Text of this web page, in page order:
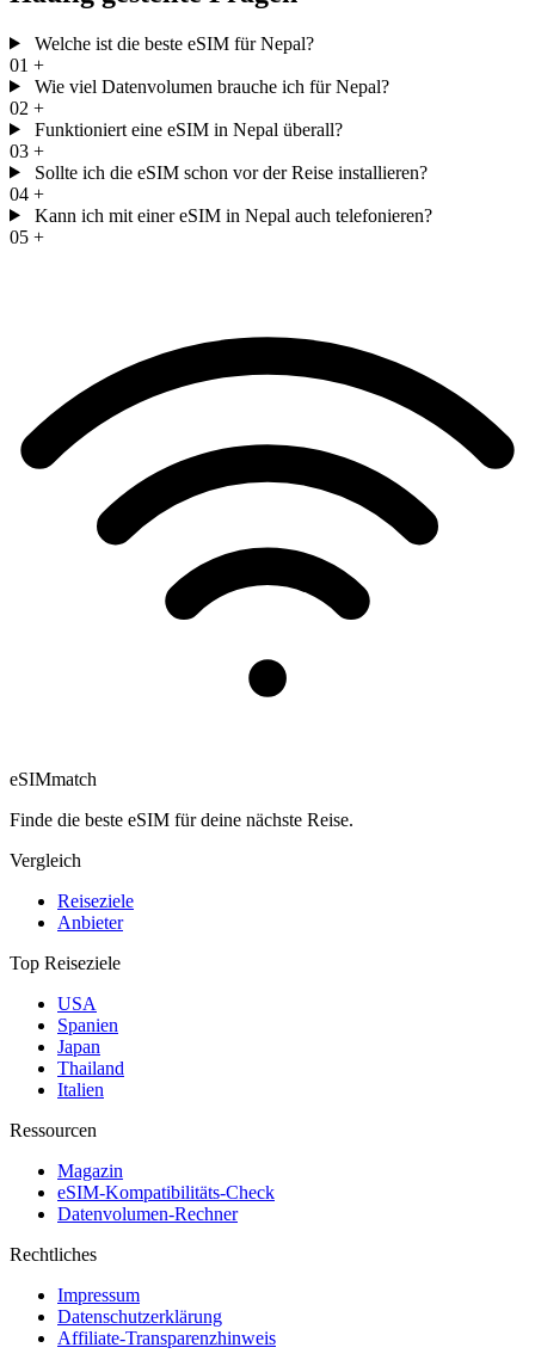
Welche ist die beste eSIM für Nepal?
01 +
Wie viel Datenvolumen brauche ich für Nepal?
02 +
Funktioniert eine eSIM in Nepal überall?
03 +
Sollte ich die eSIM schon vor der Reise installieren?
04 +
Kann ich mit einer eSIM in Nepal auch telefonieren?
05 +
eSIMmatch
Finde die beste eSIM für deine nächste Reise.
Vergleich
Reiseziele
Anbieter
Top Reiseziele
USA
Spanien
Japan
Thailand
Italien
Ressourcen
Magazin
eSIM-Kompatibilitäts-Check
Datenvolumen-Rechner
Rechtliches
Impressum
Datenschutzerklärung
Affiliate-Transparenzhinweis